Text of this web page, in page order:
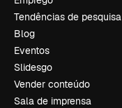
Tendências de pesquisa
Blog
Eventos
Slidesgo
Vender conteúdo
Sala de imprensa